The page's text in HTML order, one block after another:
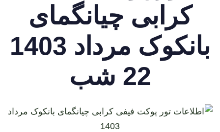
کرابی چیانگمای
بانکوک مرداد 1403
22 شب